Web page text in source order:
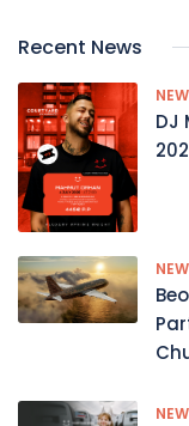
Recent News
DJ